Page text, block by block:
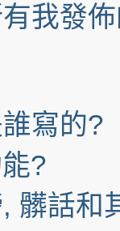
我發
寫的?
?
髒話和